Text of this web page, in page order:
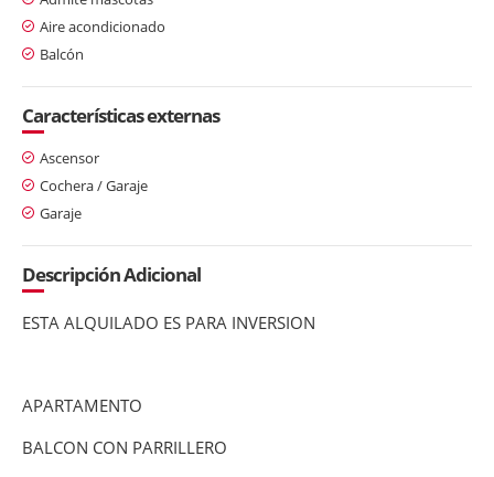
Aire acondicionado
Balcón
Características externas
Ascensor
Cochera / Garaje
Garaje
Descripción Adicional
ESTA ALQUILADO ES PARA INVERSION
APARTAMENTO
BALCON CON PARRILLERO